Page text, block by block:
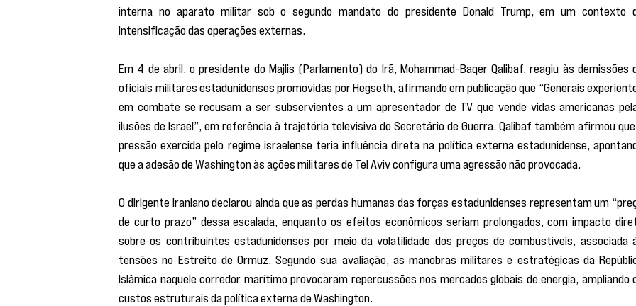
interna no aparato militar sob o segundo mandato do presidente Donald Trump, em um contexto
intensificação das operações externas.
Em 4 de abril, o presidente do Majlis (Parlamento) do Irã, Mohammad-Baqer Qalibaf, reagiu às demissões
oficiais militares estadunidenses promovidas por Hegseth, afirmando em publicação que “Generais
em combate se recusam a ser subservientes a um apresentador de TV que vende vidas americanas
ilusões de Israel”, em referência à trajetória televisiva do Secretário de Guerra. Qalibaf também afirmou
pressão exercida pelo regime israelense teria influência direta na política externa estadunidense,
que a adesão de Washington às ações militares de Tel Aviv configura uma agressão não provocada.
O dirigente iraniano declarou ainda que as perdas humanas das forças estadunidenses representam um
de curto prazo” dessa escalada, enquanto os efeitos econômicos seriam prolongados, com impacto
sobre os contribuintes estadunidenses por meio da volatilidade dos preços de combustíveis, associada
tensões no Estreito de Ormuz. Segundo sua avaliação, as manobras militares e estratégicas da
Islâmica naquele corredor marítimo provocaram repercussões nos mercados globais de energia, ampliando
custos estruturais da política externa de Washington.